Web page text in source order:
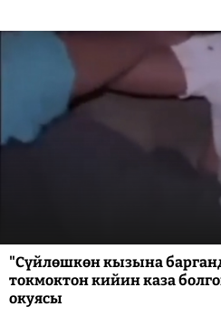
"Сүйлөшкөн кызына
токмоктон кийин каза
окуясы